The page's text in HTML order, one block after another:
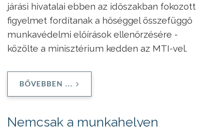
járási hivatalai ebben az időszakban fokozott
figyelmet fordítanak a hőséggel összefüggő
munkavédelmi előírások ellenőrzésére -
közölte a minisztérium kedden az MTI-vel.
BŐVEBBEN ...
Nemcsak a munkahelyen